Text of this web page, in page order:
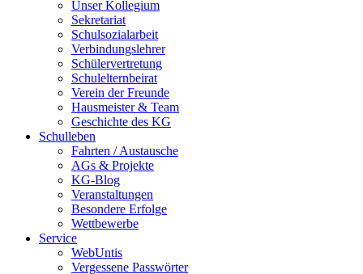
Unser Kollegium
Sekretariat
Schulsozialarbeit
Verbindungslehrer
Schülervertretung
Schulelternbeirat
Verein der Freunde
Hausmeister & Team
Geschichte des KG
Schulleben
Fahrten / Austausche
AGs & Projekte
KG-Blog
Veranstaltungen
Besondere Erfolge
Wettbewerbe
Service
WebUntis
Vergessene Passwörter